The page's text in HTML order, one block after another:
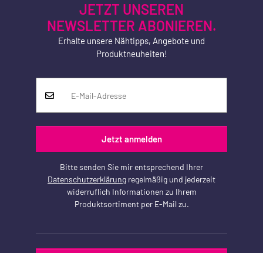
JETZT UNSEREN
NEWSLETTER ABONIEREN.
Erhalte unsere Nähtipps, Angebote und
Produktneuheiten!
Jetzt anmelden
Bitte senden Sie mir entsprechend Ihrer
Datenschutzerklärung regelmäßig und jederzeit
widerruflich Informationen zu Ihrem
Produktsortiment per E-Mail zu.